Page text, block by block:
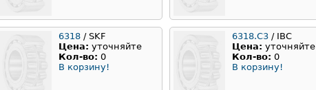
6318 / SKF
Цена: уточняйте
Кол-во: 0
В корзину!
6318.C3 / IBC
Цена: уточняйте
Кол-во: 0
В корзину!